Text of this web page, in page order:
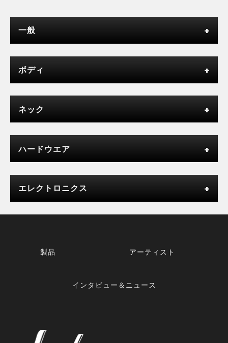
一般
ボディ
ネック
ハードウエア
エレクトロニクス
製品 アーティスト
インタビュー＆ニュース